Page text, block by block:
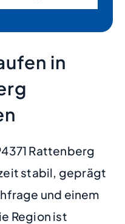
in
Rattenberg
stabil, geprägt
und einem
Region ist